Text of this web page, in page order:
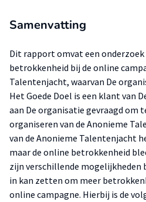
Samenvatting
Dit rapport omvat een onderzoek
betrokkenheid bij de online
Talentenjacht, waarvan De
Het Goede Doel is een klant van
aan De organisatie gevraagd om
organiseren van de Anonieme
van de Anonieme Talentenjacht
maar de online betrokkenheid
zijn verschillende mogelijkheden
in kan zetten om meer
online campagne. Hierbij is de